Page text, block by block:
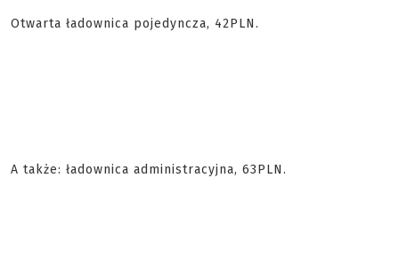
Otwarta ładownica pojedyncza, 42PLN.
A także: ładownica administracyjna, 63PLN.